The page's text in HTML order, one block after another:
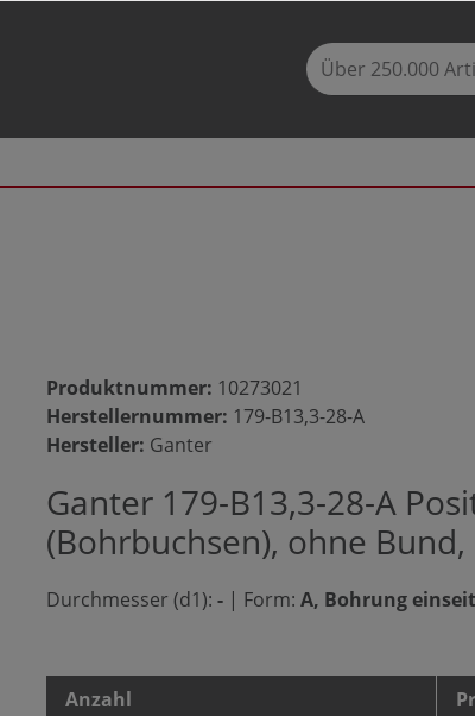
Produktnummer: 10273021
Herstellernummer: 179-B13,3-28-A
Hersteller: Ganter
Ganter 179-B13,3-28-A
(Bohrbuchsen), ohne Bund,
Durchmesser (d1): - | Form: A, Bohrung
Anzahl